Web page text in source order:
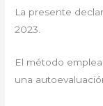
La presente
2023.
El método
una